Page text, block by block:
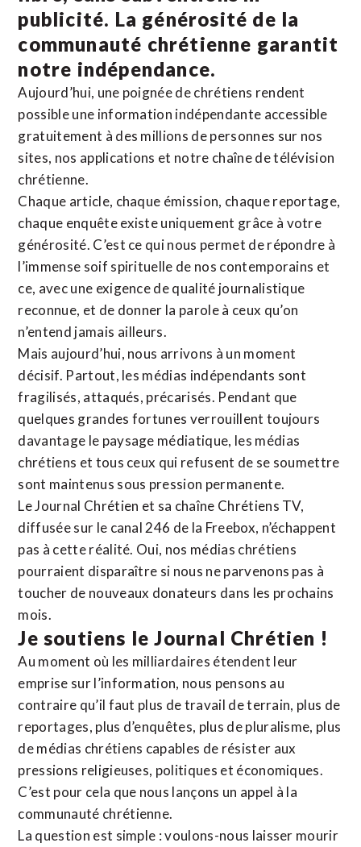
publicité. La générosité de la
communauté chrétienne garantit
notre indépendance.
Aujourd’hui, une poignée de chrétiens rendent
possible une information indépendante accessible
gratuitement à des millions de personnes sur nos
sites, nos applications et notre chaîne de télévision
chrétienne.
Chaque article, chaque émission, chaque reportage,
chaque enquête existe uniquement grâce à votre
générosité. C’est ce qui nous permet de répondre à
l’immense soif spirituelle de nos contemporains et
ce, avec une exigence de qualité journalistique
reconnue, et de donner la parole à ceux qu’on
n’entend jamais ailleurs.
Mais aujourd’hui, nous arrivons à un moment
décisif. Partout, les médias indépendants sont
fragilisés, attaqués, précarisés. Pendant que
quelques grandes fortunes verrouillent toujours
davantage le paysage médiatique, les médias
chrétiens et tous ceux qui refusent de se soumettre
sont maintenus sous pression permanente.
Le Journal Chrétien et sa chaîne Chrétiens TV,
diffusée sur le canal 246 de la Freebox, n’échappent
pas à cette réalité. Oui, nos médias chrétiens
pourraient disparaître si nous ne parvenons pas à
toucher de nouveaux donateurs dans les prochains
mois.
Je soutiens le Journal Chrétien !
Au moment où les milliardaires étendent leur
emprise sur l’information, nous pensons au
contraire qu’il faut plus de travail de terrain, plus de
reportages, plus d’enquêtes, plus de pluralisme, plus
de médias chrétiens capables de résister aux
pressions religieuses, politiques et économiques.
C’est pour cela que nous lançons un appel à la
communauté chrétienne.
La question est simple : voulons-nous laisser mourir